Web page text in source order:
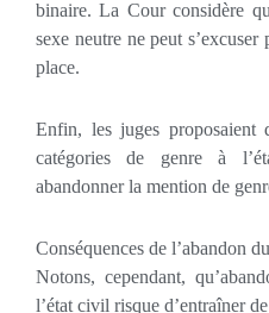
binaire. La Cour considère
sexe neutre ne peut
place.
Enfin, les juges proposaient
catégories de genre à
abandonner la mention de
Conséquences de l’abandon
Notons, cependant,
l’état civil risque d’entraîner